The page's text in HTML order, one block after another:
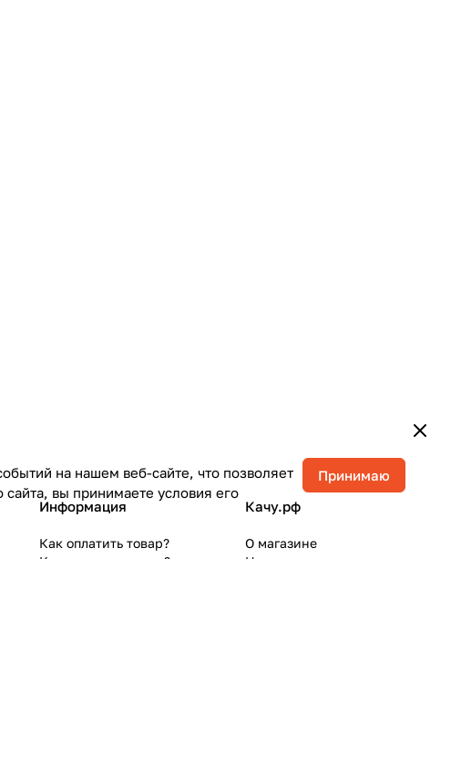
Информация
Как оплатить товар?
Как получить товар?
Качу.рф
О магазине
Новости
на нашем веб-сайте, что позволяет
вы принимаете условия его
Принимаю